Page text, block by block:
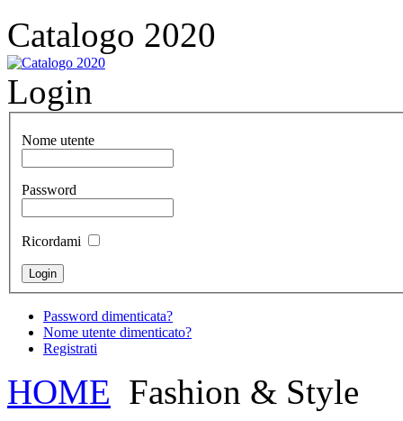
Catalogo 2020
Login
Nome utente
Password
Ricordami
Password dimenticata?
Nome utente dimenticato?
Registrati
HOME Fashion & Style